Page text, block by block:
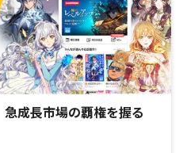
成長市場の覇権を握る